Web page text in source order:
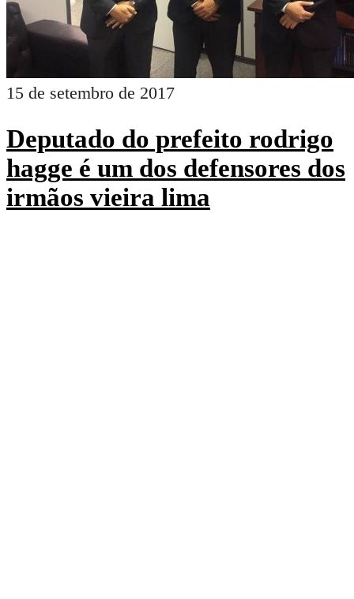
15 de setembro de 2017
Deputado do prefeito rodrigo
hagge é um dos defensores dos
irmãos vieira lima